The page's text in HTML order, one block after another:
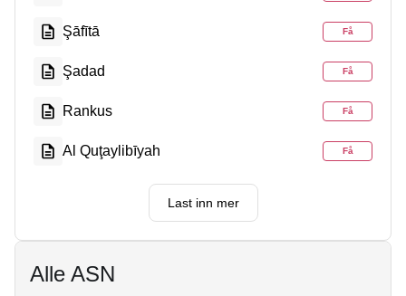
Şāfītā Få
Şadad Få
Rankus Få
Al Quţaylibīyah Få
Last inn mer
Alle ASN